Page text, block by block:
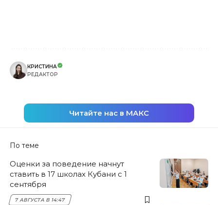
КРИСТИНА
РЕДАКТОР
Читайте нас в МАКС
По теме
Оценки за поведение начнут
ставить в 17 школах Кубани с 1
сентября
7 АВГУСТА В 14:47